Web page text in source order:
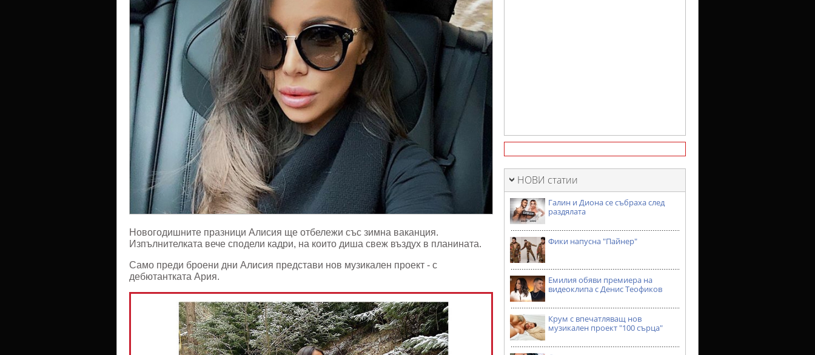
Новогодишните празници Алисия ще отбележи със зимна ваканция.
Изпълнителката вече сподели кадри, на които диша свеж въздух в планината.
Само преди броени дни Алисия представи нов музикален проект - с
дебютантката Ария.
НОВИ статии
Галин и Диона се събраха след
раздялата
Фики напусна "Пайнер"
Емилия обяви премиера на
видеоклипа с Денис Теофиков
Крум с впечатляващ нов
музикален проект "100 сърца"